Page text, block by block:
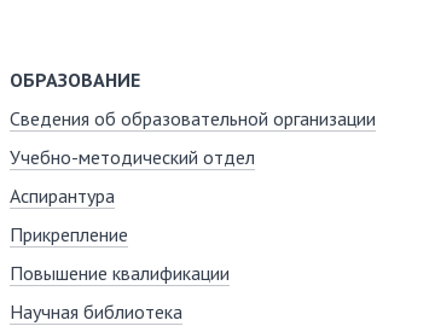
ОБРАЗОВАНИЕ
Сведения об образовательной организации
Учебно-методический отдел
Аспирантура
Прикрепление
Повышение квалификации
Научная библиотека